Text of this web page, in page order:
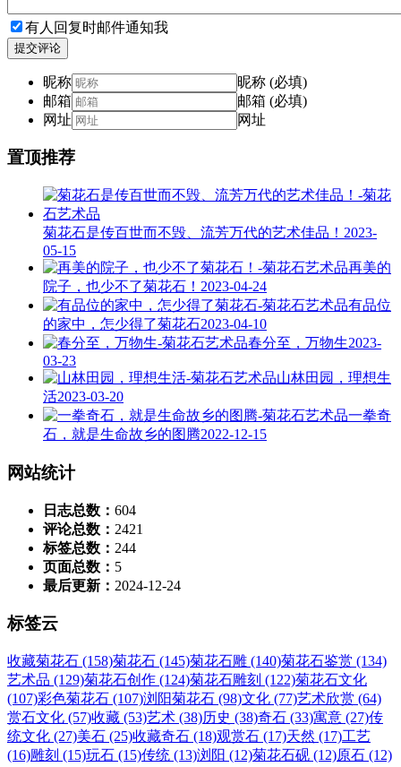
有人回复时邮件通知我
提交评论
昵称
昵称 (必填)
邮箱
邮箱 (必填)
网址
网址
置顶推荐
菊花石是传百世而不毁、流芳万代的艺术佳品！ 2023-
05-15
再美的
院子，也少不了菊花石！ 2023-04-24
有品位
的家中，怎少得了菊花石2023-04-10
春分至，万物生2023-
03-23
山林田园，理想生
活2023-03-20
一拳奇
石，就是生命故乡的图腾2022-12-15
网站统计
日志总数： 604
评论总数： 2421
标签总数： 244
页面总数： 5
最后更新： 2024-12-24
标签云
收藏菊花石 (158)菊花石 (145)菊花石雕 (140)菊花石鉴赏 (134)
艺术品 (129)菊花石创作 (124)菊花石雕刻 (122)菊花石文化
(107)彩色菊花石 (107)浏阳菊花石 (98)文化 (77)艺术欣赏 (64)
赏石文化 (57)收藏 (53)艺术 (38)历史 (38)奇石 (33)寓意 (27)传
统文化 (27)美石 (25)收藏奇石 (18)观赏石 (17)天然 (17)工艺
(16)雕刻 (15)玩石 (15)传统 (13)浏阳 (12)菊花石砚 (12)原石 (12)